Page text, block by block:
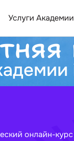
Услуги Академии
онлайн-курс